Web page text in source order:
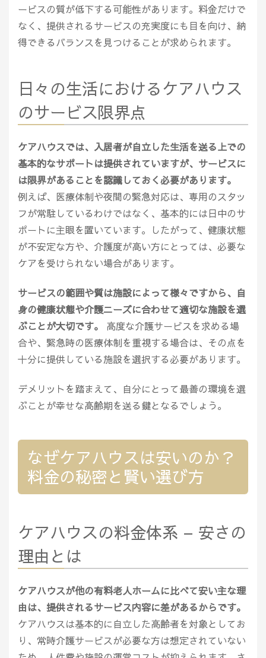
ービスの質が低下する可能性があります。料金だけで
なく、提供されるサービスの充実度にも目を向け、納
得できるバランスを見つけることが求められます。
日々の生活におけるケアハウス
のサービス限界点
ケアハウスでは、入居者が自立した生活を送る上での
基本的なサポートは提供されていますが、サービスに
は限界があることを認識しておく必要があります。
例えば、医療体制や夜間の緊急対応は、専用のスタッ
フが常駐しているわけではなく、基本的には日中のサ
ポートに主眼を置いています。したがって、健康状態
が不安定な方や、介護度が高い方にとっては、必要な
ケアを受けられない場合があります。
サービスの範囲や質は施設によって様々ですから、自
身の健康状態や介護ニーズに合わせて適切な施設を選
ぶことが大切です。
高度な介護サービスを求める場
合や、緊急時の医療体制を重視する場合は、その点を
十分に提供している施設を選択する必要があります。
デメリットを踏まえて、自分にとって最善の環境を選
ぶことが幸せな高齢期を送る鍵となるでしょう。
なぜケアハウスは安いのか？
料金の秘密と賢い選び方
ケアハウスの料金体系 – 安さの
理由とは
ケアハウスが他の有料老人ホームに比べて安い主な理
由は、提供されるサービス内容に差があるからです。
ケアハウスは基本的に自立した高齢者を対象としてお
り、常時介護サービスが必要な方は想定されていない